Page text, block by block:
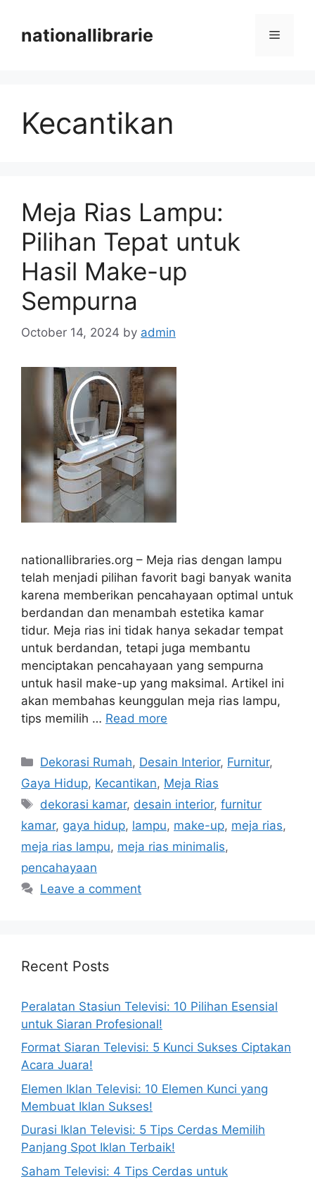
contentnationallibrarie Menu
Kecantikan
Meja Rias Lampu:
Pilihan Tepat untuk
Hasil Make-up
Sempurna
October 14, 2024 by admin
nationallibraries.org – Meja rias dengan lampu
telah menjadi pilihan favorit bagi banyak wanita
karena memberikan pencahayaan optimal untuk
berdandan dan menambah estetika kamar
tidur. Meja rias ini tidak hanya sekadar tempat
untuk berdandan, tetapi juga membantu
menciptakan pencahayaan yang sempurna
untuk hasil make-up yang maksimal. Artikel ini
akan membahas keunggulan meja rias lampu,
tips memilih … Read more
Categories
Dekorasi Rumah, Desain Interior, Furnitur,
Gaya Hidup, Kecantikan, Meja Rias
Tags
dekorasi kamar, desain interior,furnitur
kamar, gaya hidup, lampu, make-up, meja rias,
meja rias lampu, meja rias minimalis,
pencahayaan
Leave a comment
Recent Posts
Peralatan Stasiun Televisi: 10 Pilihan Esensial
untuk Siaran Profesional!
Format Siaran Televisi: 5 Kunci Sukses Ciptakan
Acara Juara!
Elemen Iklan Televisi: 10 Elemen Kunci yang
Membuat Iklan Sukses!
Durasi Iklan Televisi: 5 Tips Cerdas Memilih
Panjang Spot Iklan Terbaik!
Saham Televisi: 4 Tips Cerdas untuk